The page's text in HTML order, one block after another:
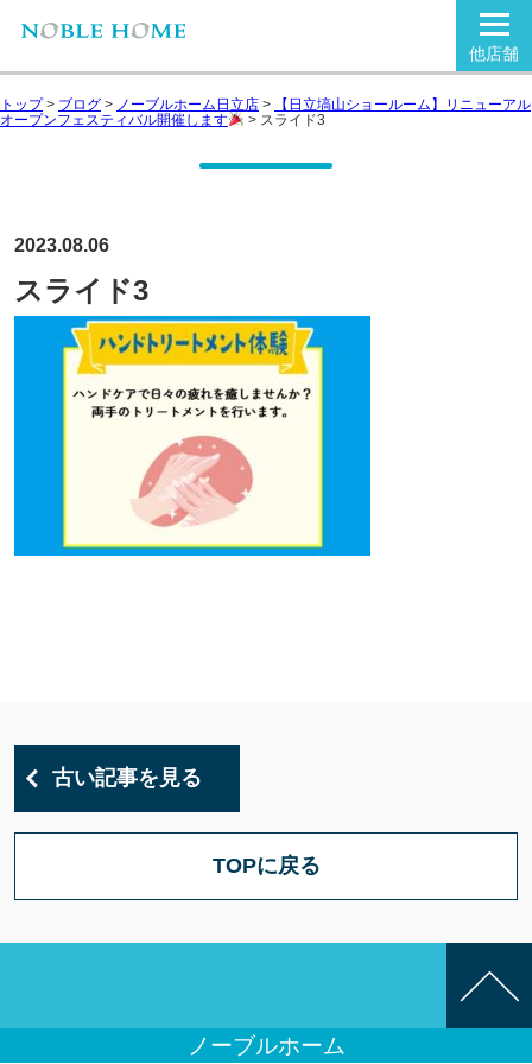
他店舗
トップ> ブログ > ノーブルホーム日立店 >
【日立塙山ショールーム】リニューアル
オープンフェスティバル開催します
> スライド3
2023.08.06
スライド3
古い記事を見る
TOPに戻る
ノーブルホーム